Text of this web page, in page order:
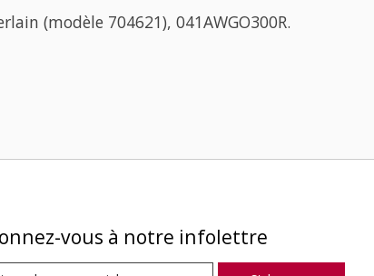
(modèle 704621), 041AWGO300R.
vous à notre infolettre